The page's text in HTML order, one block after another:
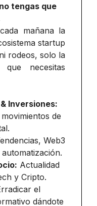
tengas que
mañana la
startup
rodeos, solo la
que necesitas
Inversiones:
de
Web3
Actualidad
y Cripto.
el
dándote